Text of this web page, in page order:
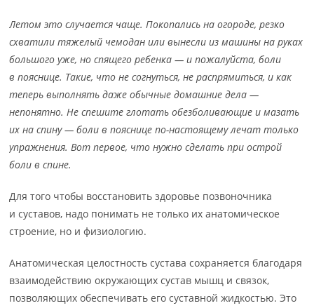
Летом это случается чаще. Покопались на огороде, резко
схватили тяжелый чемодан или вынесли из машины на руках
большого уже, но спящего ребенка — и пожалуйста, боли
в пояснице. Такие, что не согнуться, не распрямиться, и как
теперь выполнять даже обычные домашние дела —
непонятно. Не спешите глотать обезболивающие и мазать
их на спину — боли в пояснице по-настоящему лечат только
упражнения. Вот первое, что нужно сделать при острой
боли в спине.
Для того чтобы восстановить здоровье позвоночника
и суставов, надо понимать не только их анатомическое
строение, но и физиологию.
Анатомическая целостность сустава сохраняется благодаря
взаимодействию окружающих сустав мышц и связок,
позволяющих обеспечивать его суставной жидкостью. Это